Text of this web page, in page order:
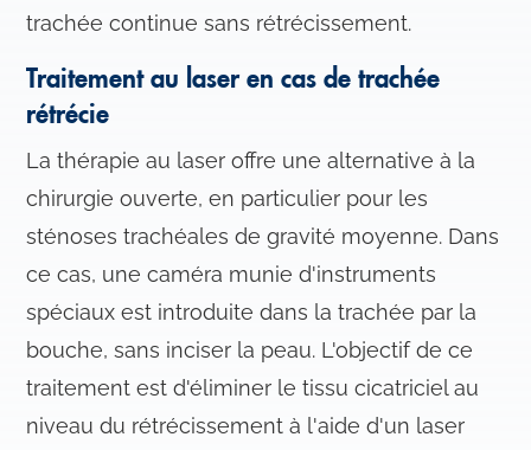
trachée continue sans rétrécissement.
Traitement au laser en cas de trachée
rétrécie
La thérapie au laser offre une alternative à la
chirurgie ouverte, en particulier pour les
sténoses trachéales de gravité moyenne. Dans
ce cas, une caméra munie d'instruments
spéciaux est introduite dans la trachée par la
bouche, sans inciser la peau. L'objectif de ce
traitement est d'éliminer le tissu cicatriciel au
niveau du rétrécissement à l'aide d'un laser